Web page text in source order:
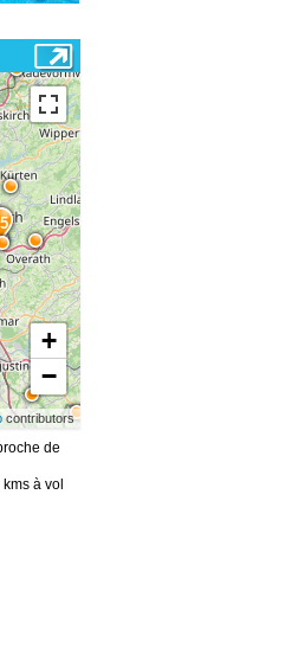
+
−
contributors
de
à vol